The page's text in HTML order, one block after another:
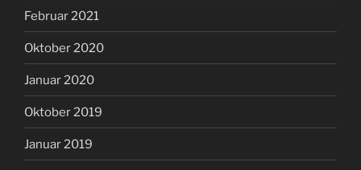
Februar 2021
Oktober 2020
Januar 2020
Oktober 2019
Januar 2019